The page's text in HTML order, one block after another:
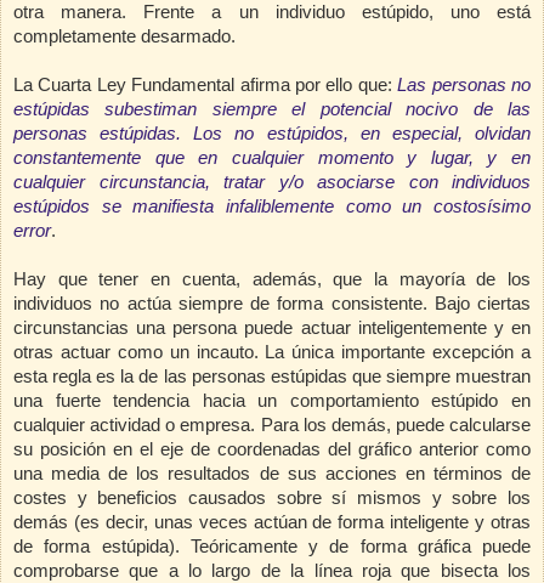
otra manera. Frente a un individuo estúpido, uno está
completamente desarmado.
La Cuarta Ley Fundamental afirma por ello que:Las personas no
estúpidas subestiman siempre el potencial nocivo de las
personas estúpidas. Los no estúpidos, en especial, olvidan
constantemente que en cualquier momento y lugar, y en
cualquier circunstancia, tratar y/o asociarse con individuos
estúpidos se manifiesta infaliblemente como un costosísimo
error.
Hay que tener en cuenta, además, que la mayoría de los
individuos no actúa siempre de forma consistente. Bajo ciertas
circunstancias una persona puede actuar inteligentemente y en
otras actuar como un incauto. La única importante excepción a
esta regla es la de las personas estúpidas que siempre muestran
una fuerte tendencia hacia un comportamiento estúpido en
cualquier actividad o empresa. Para los demás, puede calcularse
su posición en el eje de coordenadas del gráfico anterior como
una media de los resultados de sus acciones en términos de
costes y beneficios causados
sobre sí mismos y sobre los
demás (es decir, unas veces actúan de forma inteligente y otras
de forma estúpida). Teóricamente y de forma gráfica puede
comprobarse que a lo largo de la línea roja que bisecta los